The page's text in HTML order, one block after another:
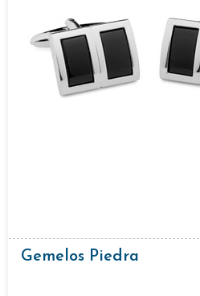
Gemelos Piedra